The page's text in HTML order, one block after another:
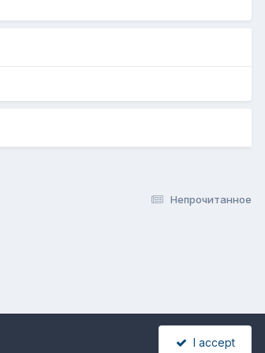
Непрочитанное
I accept